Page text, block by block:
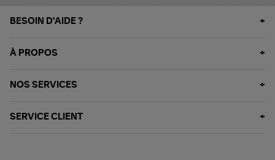
BESOIN D'AIDE ?
À PROPOS
NOS SERVICES
SERVICE CLIENT